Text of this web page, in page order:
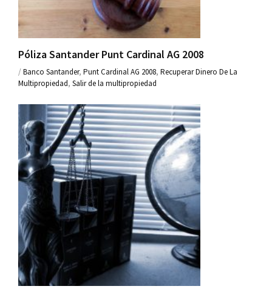
Póliza Santander Punt Cardinal AG 2008
/Banco Santander, Punt Cardinal AG 2008, Recuperar Dinero De La
Multipropiedad, Salir de la multipropiedad